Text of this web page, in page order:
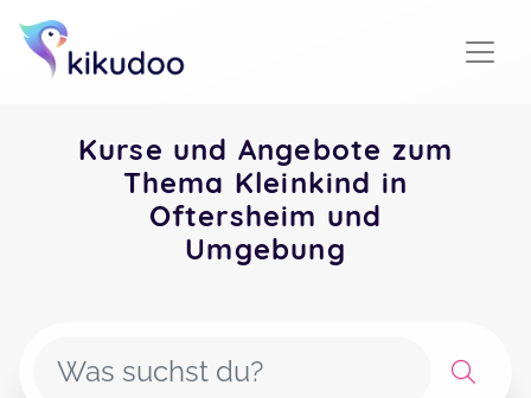
Kurse und Angebote zum
Thema Kleinkind in
Oftersheim und
Umgebung